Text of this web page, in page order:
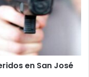
en San José